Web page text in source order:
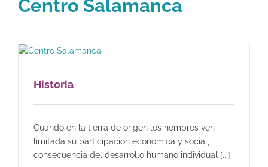
Centro Salamanca
Historia
Cuando en la tierra de origen los hombres ven
limitada su participación económica y social,
consecuencia del desarrollo humano individual [...]